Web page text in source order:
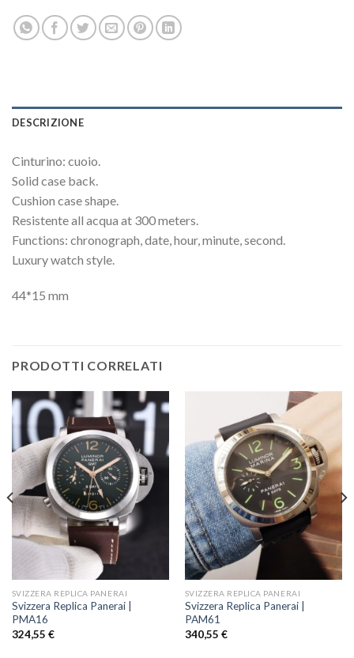
DESCRIZIONE
Cinturino: cuoio.
Solid case back.
Cushion case shape.
Resistente all acqua at 300 meters.
Functions: chronograph, date, hour, minute, second.
Luxury watch style.
44*15 mm
PRODOTTI CORRELATI
SVIZZERA REPLICA PANERAI
Svizzera Replica Panerai |
PMA16
324,55 €
SVIZZERA REPLICA PANERAI
Svizzera Replica Panerai |
PAM61
340,55 €